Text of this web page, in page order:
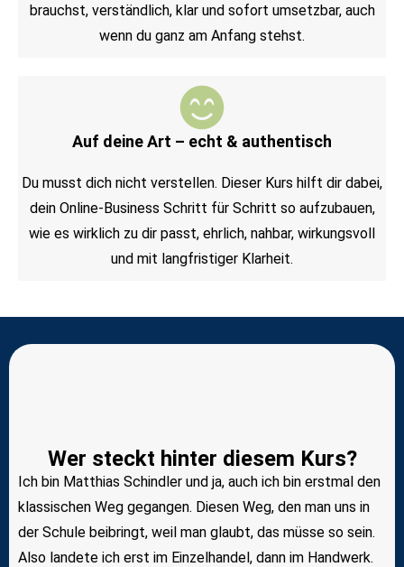
brauchst, verständlich, klar und sofort umsetzbar, auch
wenn du ganz am Anfang stehst.
Auf deine Art – echt & authentisch
Du musst dich nicht verstellen. Dieser Kurs hilft dir dabei,
dein Online-Business Schritt für Schritt so aufzubauen,
wie es wirklich zu dir passt, ehrlich, nahbar, wirkungsvoll
und mit langfristiger Klarheit.
Wer steckt hinter diesem Kurs?
Ich bin Matthias Schindler und ja, auch ich bin erstmal den
klassischen Weg gegangen. Diesen Weg, den man uns in
der Schule beibringt, weil man glaubt, das müsse so sein.
Also landete ich erst im Einzelhandel, dann im Handwerk.